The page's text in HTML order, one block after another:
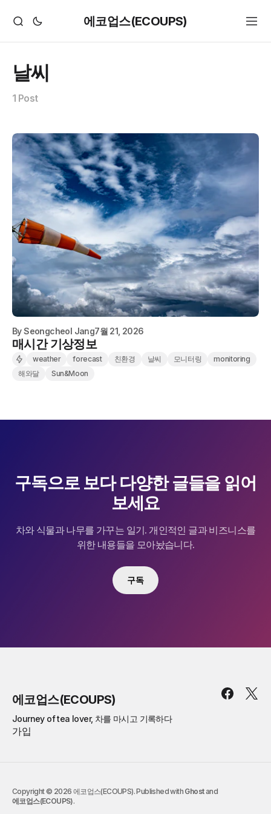
에코업스(ECOUPS)
날씨
1 Post
By Seongcheol Jang7월 21, 2026
매시간 기상정보
weather forecast 친환경 날씨 모니터링
monitoring
해와달
Sun&Moon
구독으로 보다 다양한 글들을 읽어
보세요
차와 식물과 나무를 가꾸는 일기. 개인적인 글과 비즈니스를
위한 내용들을 모아놨습니다.
구독
에코업스(ECOUPS)
Journey of tea lover, 차를 마시고 기록하다
가입
Copyright © 2026 에코업스(ECOUPS). Published with Ghostand
에코업스(ECOUPS).